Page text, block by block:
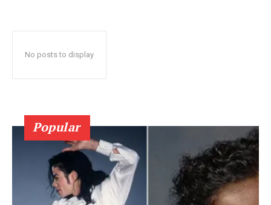
No posts to display
Popular